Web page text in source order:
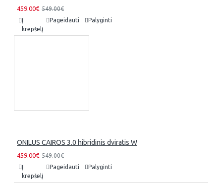
459.00€ 549.00€
Į
krepšelį
Pageidauti Palyginti
ONILUS CAIROS 3.0 hibridinis dviratis W
459.00€ 549.00€
Į
krepšelį
Pageidauti Palyginti